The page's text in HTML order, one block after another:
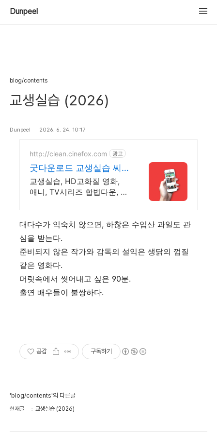
Dunpeel
blog/contents
교생실습 (2026)
Dunpeel 2026. 6. 24. 10:17
http://clean.cinefox.com 광고
굿다운로드 교생실습 씨
네폭스
교생실습, HD고화질 영화,
애니, TV시리즈 합법다운, 스
대다수가 익숙치 않으면, 하찮은 수입산 과일도 관
심을 받는다.
준비되지 않은 작가와 감독의 설익은 생닭의 껍질
같은 영화다.
머릿속에서 씻어내고 싶은 90분.
출연 배우들이 불쌍하다.
공감 구독하기
'blog/contents'의 다른글
현재글 교생실습 (2026)